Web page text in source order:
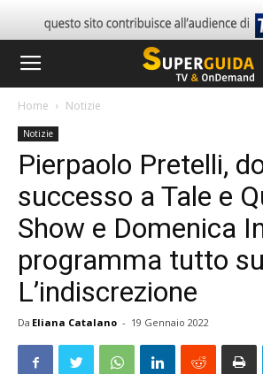
Home Notizie
Notizie
Pierpaolo Pretelli,
successo a Tale e
Show e Domenica
programma tutto
L’indiscrezione
Da Eliana Catalano - 19 Gennaio 2022